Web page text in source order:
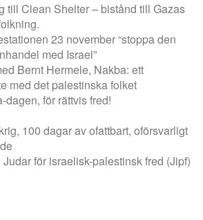
till Clean Shelter – bistånd till Gazas
23 november “stoppa den
med Israel”
Bernt Hermele, Nakba: ett
med det palestinska folket
dagen, för rättvis fred!
100 dagar av ofattbart, oförsvarligt
för israelisk-palestinsk fred (Jipf)